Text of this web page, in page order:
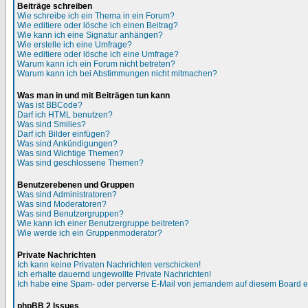
Beiträge schreiben
Wie schreibe ich ein Thema in ein Forum?
Wie editiere oder lösche ich einen Beitrag?
Wie kann ich eine Signatur anhängen?
Wie erstelle ich eine Umfrage?
Wie editiere oder lösche ich eine Umfrage?
Warum kann ich ein Forum nicht betreten?
Warum kann ich bei Abstimmungen nicht mitmachen?
Was man in und mit Beiträgen tun kann
Was ist BBCode?
Darf ich HTML benutzen?
Was sind Smilies?
Darf ich Bilder einfügen?
Was sind Ankündigungen?
Was sind Wichtige Themen?
Was sind geschlossene Themen?
Benutzerebenen und Gruppen
Was sind Administratoren?
Was sind Moderatoren?
Was sind Benutzergruppen?
Wie kann ich einer Benutzergruppe beitreten?
Wie werde ich ein Gruppenmoderator?
Private Nachrichten
Ich kann keine Privaten Nachrichten verschicken!
Ich erhalte dauernd ungewollte Private Nachrichten!
Ich habe eine Spam- oder perverse E-Mail von jemandem auf diesem Board
phpBB 2 Issues